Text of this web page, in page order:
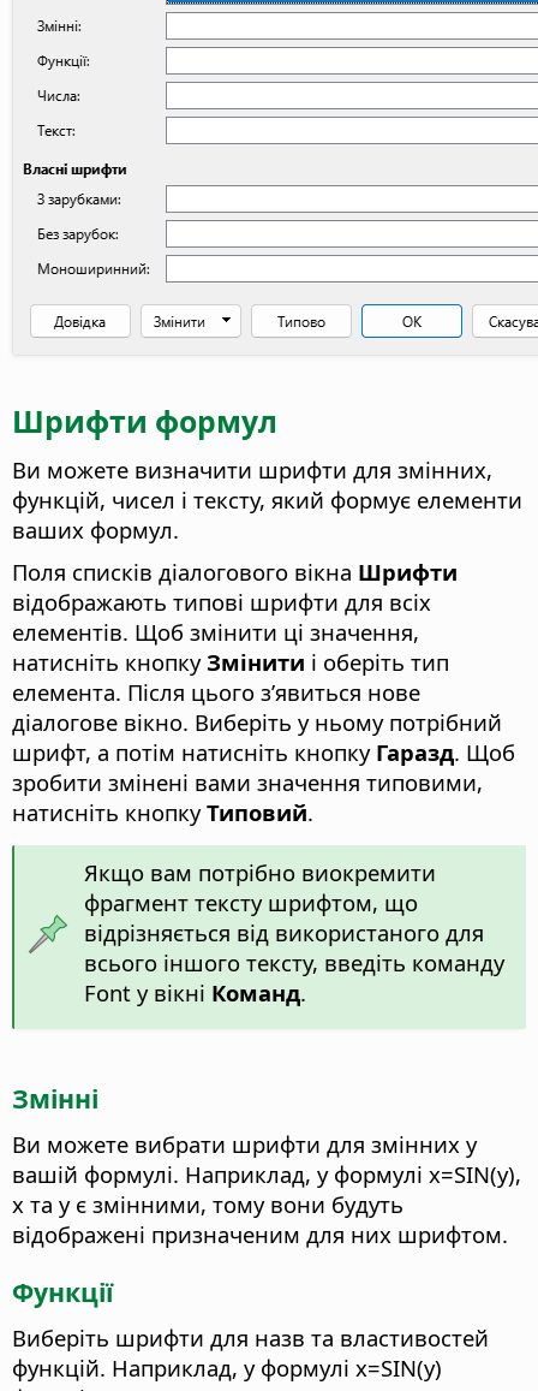
Шрифти формул
Ви можете визначити шрифти для змінних,
функцій, чисел і тексту, який формує елементи
ваших формул.
Поля списків діалогового вікна Шрифти
відображають типові шрифти для всіх
елементів. Щоб змінити ці значення,
натисніть кнопку Змінити і оберіть тип
елемента. Після цього з’явиться нове
діалогове вікно. Виберіть у ньому потрібний
шрифт, а потім натисніть кнопку Гаразд. Щоб
зробити змінені вами значення типовими,
натисніть кнопкуТиповий.
Якщо вам потрібно виокремити
фрагмент тексту шрифтом, що
відрізняється від використаного для
всього іншого тексту, введіть команду
Font у вікні Команд.
Змінні
Ви можете вибрати шрифти для змінних у
вашій формулі. Наприклад, у формулі x=SIN(y),
x та y є змінними, тому вони будуть
відображені призначеним для них шрифтом.
Функції
Виберіть шрифти для назв та властивостей
функцій. Наприклад, у формулі x=SIN(y)